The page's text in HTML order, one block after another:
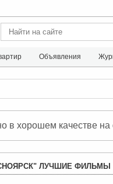
Объявления
хорошем качестве на
ЛУЧШИЕ ФИЛЬМЫ